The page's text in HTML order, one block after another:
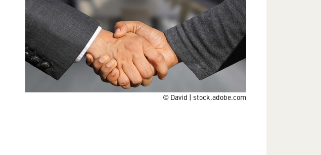
© David | stock.adobe.com